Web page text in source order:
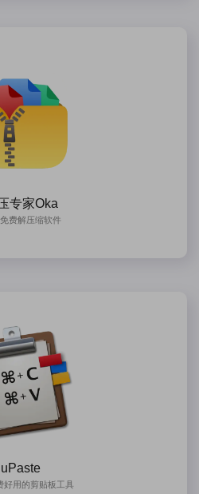
专家Oka
费解压缩软件
uPaste
好用的剪贴板工具